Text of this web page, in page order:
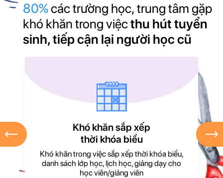
80%các trường học, trung tâm gặp
khó khăn trong việcthu hút tuyển
sinh, tiếp cận lại người học cũ
Khó khăn sắp xếp
thời khóa biểu
Khó khăn trong việc sắp xếp thời khóa biểu,
danh sách lớp học, lịch học, giảng dạy cho
học viên/giảng viên